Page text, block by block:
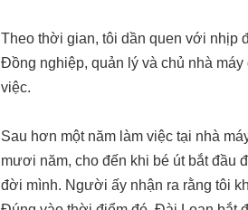
Theo thời gian, tôi dần quen với nhịp
Đồng nghiệp, quản lý và chủ nhà
việc.
Sau hơn một năm làm việc tại nhà
mươi năm, cho đến khi bé út bắt đầu
đời mình. Người ấy nhận ra rằng tôi